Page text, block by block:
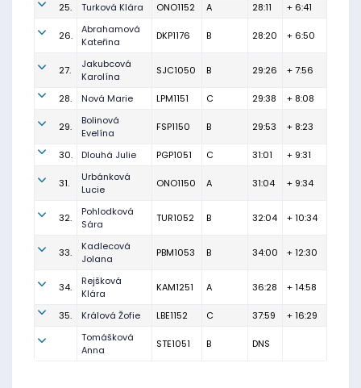
25. Turková Klára ONO1152 A 28:11 + 6:41
26.
Abrahamová
Kateřina
DKP1176 B 28:20 + 6:50
27.
Jakubcová
Karolína
SJC1050 B 29:26 + 7:56
28. Nová Marie LPM1151 C 29:38 + 8:08
29.
Bolinová
Evelína
FSP1150 B 29:53 + 8:23
30. Dlouhá Julie PGP1051 C 31:01 + 9:31
31.
Urbánková
Lucie
ONO1150 A 31:04 + 9:34
32.
Pohlodková
Sára
TUR1052 B 32:04 + 10:34
33.
Kadlecová
Jolana
PBM1053 B 34:00 + 12:30
34.
Rejšková
Klára
KAM1251 A 36:28 + 14:58
35. Králová Žofie LBE1152 C 37:59
+ 16:29
Tomášková
Anna
STE1051 B DNS